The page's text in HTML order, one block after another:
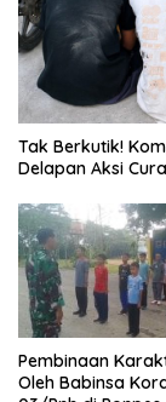
Tak Berkutik!
Delapan Aksi
Pembinaan
Oleh Babinsa